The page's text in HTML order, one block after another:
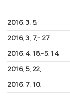
2016. 3. 5.
2016. 3. 7.- 27
2016. 4. 18.-5. 14.
2016. 5. 22.
2016. 7. 10.